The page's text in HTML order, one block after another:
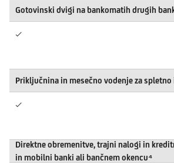
Gotovinski dvigi na bankomatih drugih
✓
Priključnina in mesečno vodenje za
✓
Direktne obremenitve, trajni nalogi in
in mobilni banki ali bančnem okencu⁴